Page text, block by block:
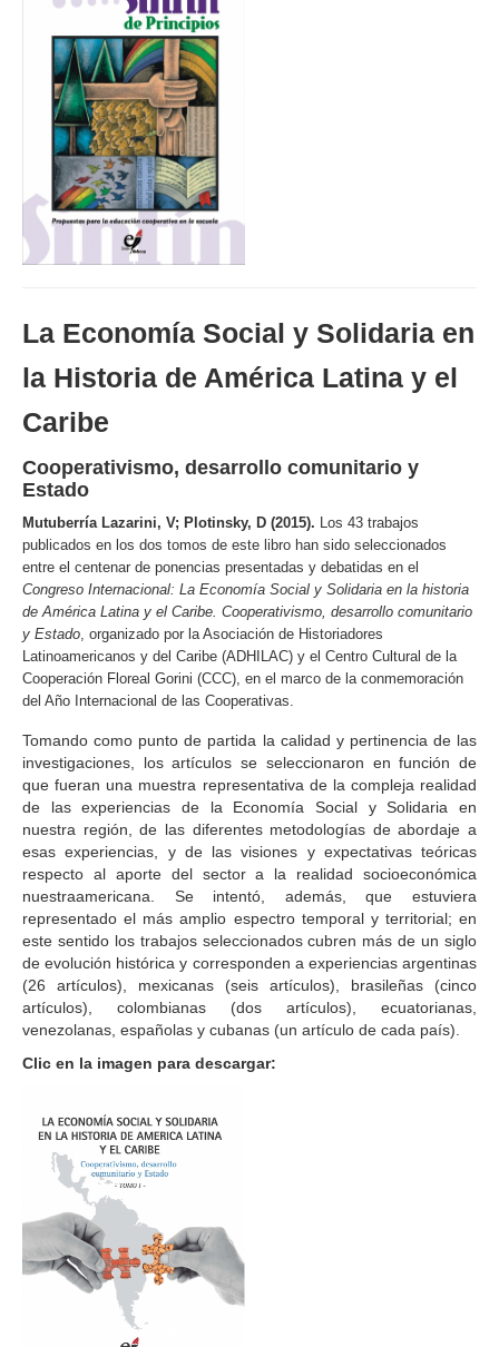
La Economía Social y Solidaria en
la Historia de América Latina y el
Caribe
Cooperativismo, desarrollo comunitario y
Estado
Mutuberría Lazarini, V; Plotinsky, D (2015). Los 43 trabajos
publicados en los dos tomos de este libro han sido seleccionados
entre el centenar de ponencias presentadas y debatidas en el
Congreso Internacional: La Economía Social y Solidaria en la historia
de América Latina y el Caribe. Cooperativismo, desarrollo comunitario
y Estado, organizado por la Asociación de Historiadores
Latinoamericanos y del Caribe (ADHILAC) y el Centro Cultural de la
Cooperación Floreal Gorini (CCC), en el marco de la conmemoración
del Año Internacional de las Cooperativas.
Tomando como punto de partida la calidad y pertinencia de las
investigaciones, los artículos se seleccionaron en función de
que fueran una muestra representativa de la compleja realidad
de las experiencias de la Economía Social y Solidaria en
nuestra región, de las diferentes metodologías de abordaje a
esas experiencias, y de las visiones y expectativas teóricas
respecto al aporte del sector a la realidad socioeconómica
nuestraamericana. Se intentó, además, que estuviera
representado el más amplio espectro temporal y territorial; en
este sentido los trabajos seleccionados cubren más de un siglo
de evolución histórica y corresponden a experiencias argentinas
(26 artículos), mexicanas (seis artículos), brasileñas (cinco
artículos), colombianas (dos artículos), ecuatorianas,
venezolanas, españolas y cubanas (un artículo de cada país).
Clic en la imagen para descargar: